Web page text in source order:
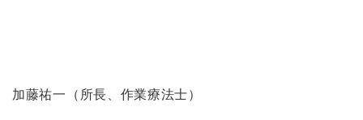
加藤祐一（所長、作業療法士）